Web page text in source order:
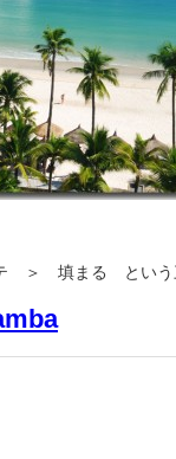
＞ 填まる という